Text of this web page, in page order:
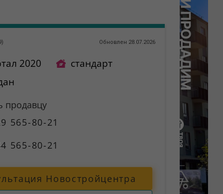
) Обновлен 28.07.2026
2020
стандарт
продавцу
565-80-21
565-80-21
Новостройцентра